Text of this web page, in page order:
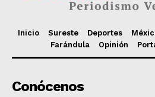
Inicio Sureste Deportes
Farándula
Opinión
Conócenos